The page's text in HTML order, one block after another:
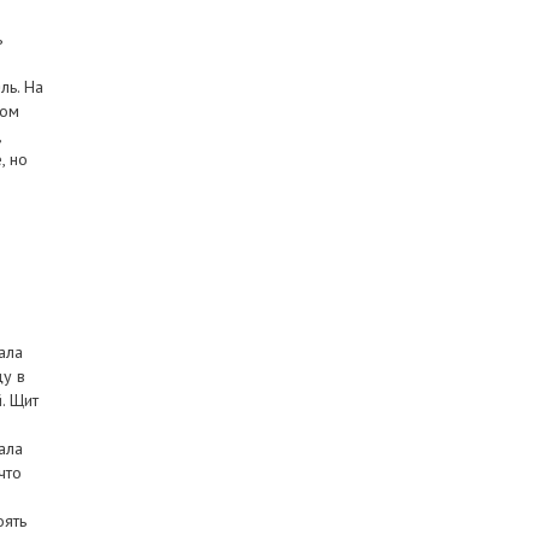
На
но
в
Щит